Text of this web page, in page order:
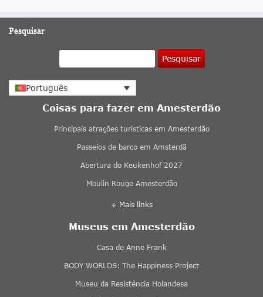
Pesquisar
Pesquisar
Português
Coisas para fazer em Amesterdão
Principais atrações turísticas em Amesterdão
Passeios de barco em Amsterdã
Abertura do Keukenhof 2027
Moulin Rouge Amesterdão
+ Mais links
Museus em Amesterdão
Casa de Anne Frank
BODY WORLDS: The Happiness Project
Museu da Resistência Holandesa